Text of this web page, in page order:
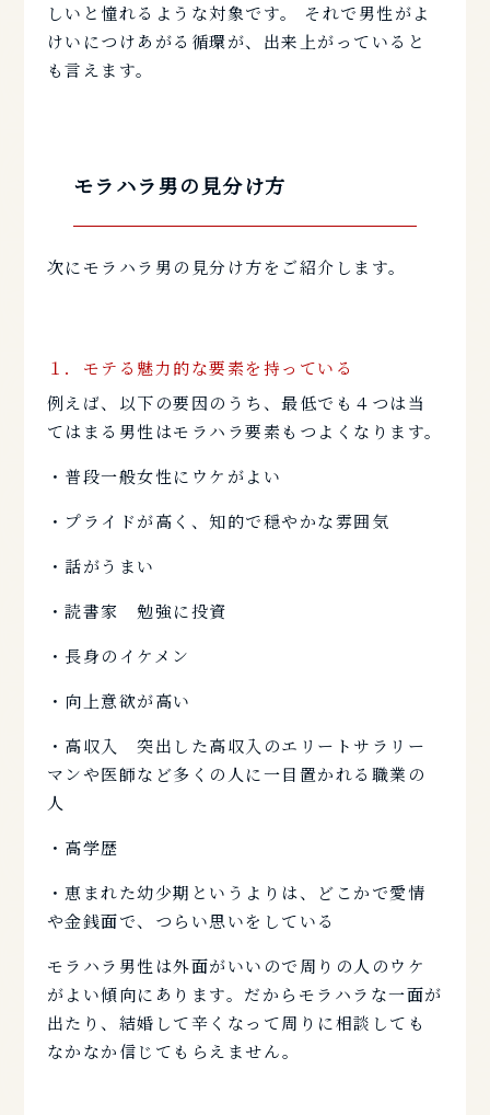
しいと憧れるような対象です。 それで男性がよ
けいにつけあがる循環が、出来上がっていると
も言えます。
モラハラ男の見分け方
次にモラハラ男の見分け方をご紹介します。
１．モテる魅力的な要素を持っている
例えば、以下の要因のうち、最低でも４つは当
てはまる男性はモラハラ要素もつよくなります。
・普段一般女性にウケがよい
・プライドが高く、知的で穏やかな雰囲気
・話がうまい
・読書家 勉強に投資
・長身のイケメン
・向上意欲が高い
・高収入 突出した高収入のエリートサラリー
マンや医師など多くの人に一目置かれる職業の
人
・高学歴
・恵まれた幼少期というよりは、どこかで愛情
や金銭面で、つらい思いをしている
モラハラ男性は外面がいいので周りの人のウケ
がよい傾向にあります。だからモラハラな一面が
出たり、結婚して辛くなって周りに相談しても
なかなか信じてもらえません。